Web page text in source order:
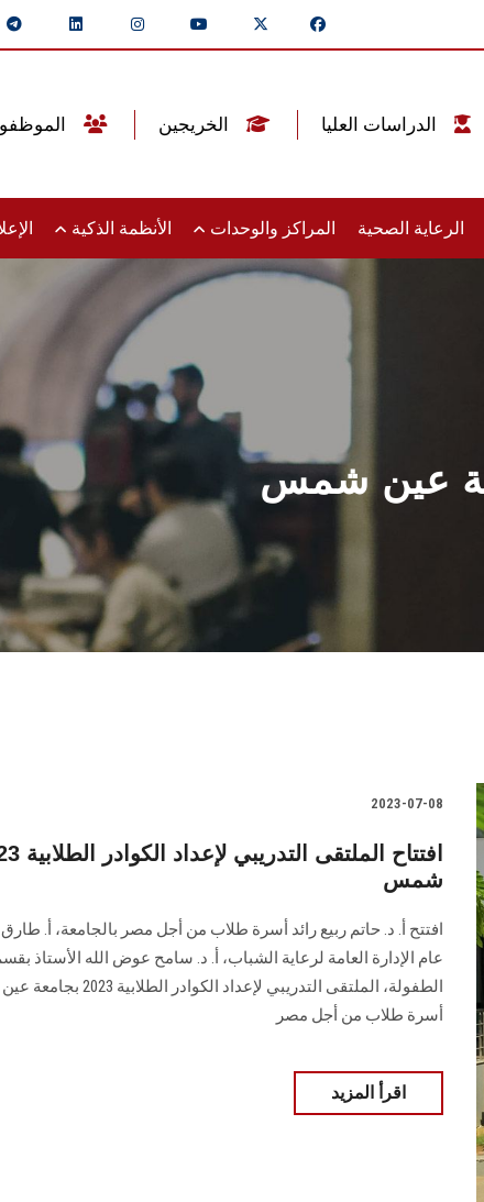
الرعاية الصحية المراكز والوحدات الأنظمة الذكية
عين شمس
2023-07-08
شمس
افتتح أ. د. حاتم ربيع رائد أسرة طلاب من أجل مصر بالجامعة، أ. طارق
عام الإدارة العامة لرعاية الشباب، أ. د. سامح عوض الله الأستاذ بقسم
الطفولة، الملتقى التدريبي
أسرة طلاب من أجل مصر
اقرأ المزيد